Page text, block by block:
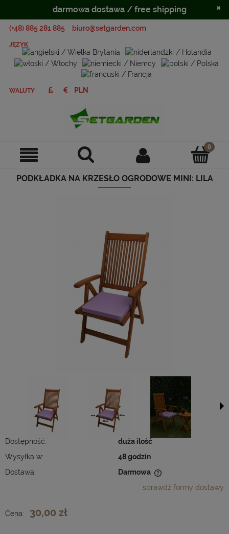
(+48) 885 281 885 biuro@setgarden.com
JĘZYK
WALUTY
PODKŁADKA NA KRZESŁO OGRODOWE MINI: LILA
Dostępność:
duża ilość
Wysyłka w:
48 godzin
Dostawa:
Darmowa
sprawdź formy dostawy
Cena: 30,00 zł
darmowa dostawa / free shipping ×